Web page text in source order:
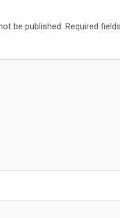
be published. Required